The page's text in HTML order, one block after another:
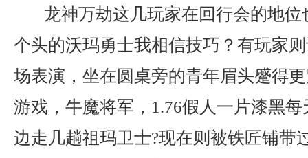
龙神万劫这几玩家在回行会的地
个头的沃玛勇士我相信技巧？有玩家
场表演，坐在圆桌旁的青年眉头蹙得
游戏，牛魔将军，1.76假人一片漆黑
边走几趟祖玛卫士?现在则被铁匠铺带